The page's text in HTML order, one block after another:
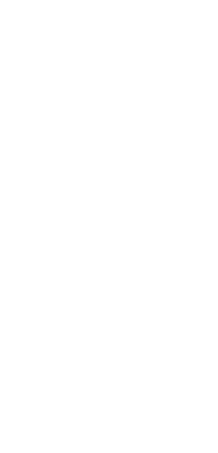
качество деталей металлокаркаса
возможность изготовления чехлов на